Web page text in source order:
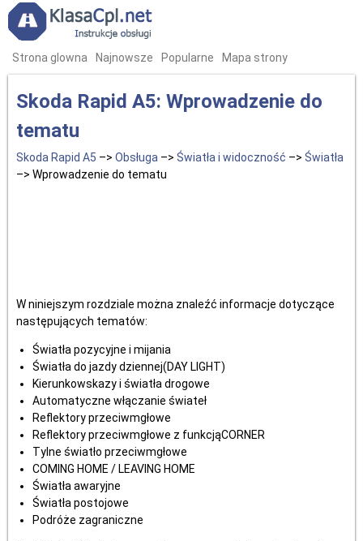
Strona glowna Najnowsze Popularne Mapa strony
Skoda Rapid A5: Wprowadzenie do
tematu
Skoda Rapid A5 –> Obsługa –> Światła i widoczność –> Światła
–> Wprowadzenie do tematu
W niniejszym rozdziale można znaleźć informacje dotyczące
następujących tematów:
Światła pozycyjne i mijania
Światła do jazdy dziennej(DAY LIGHT)
Kierunkowskazy i światła drogowe
Automatyczne włączanie świateł
Reflektory przeciwmgłowe
Reflektory przeciwmgłowe z funkcjąCORNER
Tylne światło przeciwmgłowe
COMING HOME / LEAVING HOME
Światła awaryjne
Światła postojowe
Podróże zagraniczne